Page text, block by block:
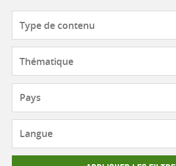
contenu